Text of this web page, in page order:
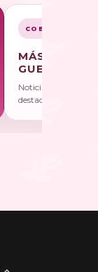
COBERTURA
MÁS SOBRE
Noticias, galerías y
destacadas.